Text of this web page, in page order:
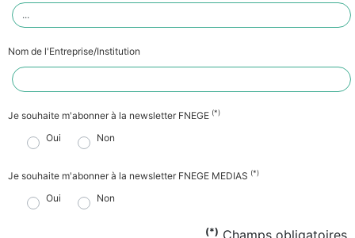
Nom de l'Entreprise/Institution
Je souhaite m'abonner à la newsletter FNEGE (*)
Oui Non
Je souhaite m'abonner à la newsletter FNEGE MEDIAS (*)
Oui Non
(*) Champs obligatoires